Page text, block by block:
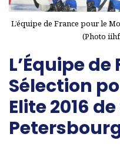
L’équipe de France pour le
(Photo
L’Équipe
Sélection
Elite 2016